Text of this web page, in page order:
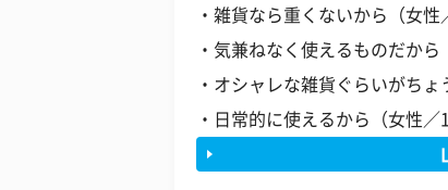
・雑貨なら重くないから（女性
・気兼ねなく使えるものだから
・オシャレな雑貨ぐらいがち
・日常的に使えるから（女性／